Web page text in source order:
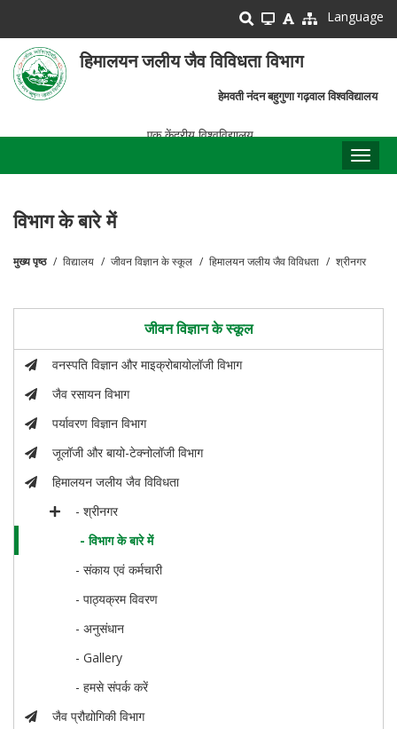
main
content
Language
हिमालयन जलीय जैव विविधता विभाग
हेमवती नंदन बहुगुणा गढ़वाल विश्वविद्यालय
एक केंद्रीय विश्वविद्यालय
विभाग के बारे में
मुख्य पृष्ठ विद्यालय जीवन विज्ञान के स्कूल हिमालयन जलीय जैव विविधता श्रीनगर
जीवन विज्ञान के स्कूल
वनस्पति विज्ञान और माइक्रोबायोलॉजी विभाग
जैव रसायन विभाग
पर्यावरण विज्ञान विभाग
जूलॉजी और बायो-टेक्नोलॉजी विभाग
हिमालयन जलीय जैव विविधता
- श्रीनगर
- विभाग के बारे में
- संकाय एवं कर्मचारी
- पाठ्यक्रम विवरण
- अनुसंधान
- Gallery
- हमसे संपर्क करें
जैव प्रौद्योगिकी विभाग